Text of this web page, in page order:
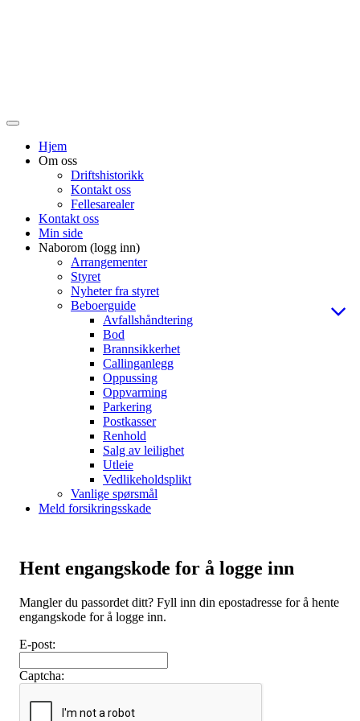
Veksle
navigasjon
Hjem
Om oss
Driftshistorikk
Kontakt oss
Fellesarealer
Kontakt oss
Min side
Naborom (logg inn)
Arrangementer
Styret
Nyheter fra styret
Beboerguide
Avfallshåndtering
Bod
Brannsikkerhet
Callinganlegg
Oppussing
Oppvarming
Parkering
Postkasser
Renhold
Salg av leilighet
Utleie
Vedlikeholdsplikt
Vanlige spørsmål
Meld forsikringsskade
Hent engangskode for å logge inn
Mangler du passordet ditt? Fyll inn din epostadresse for å hente
engangskode for å logge inn.
E-post:
Captcha: